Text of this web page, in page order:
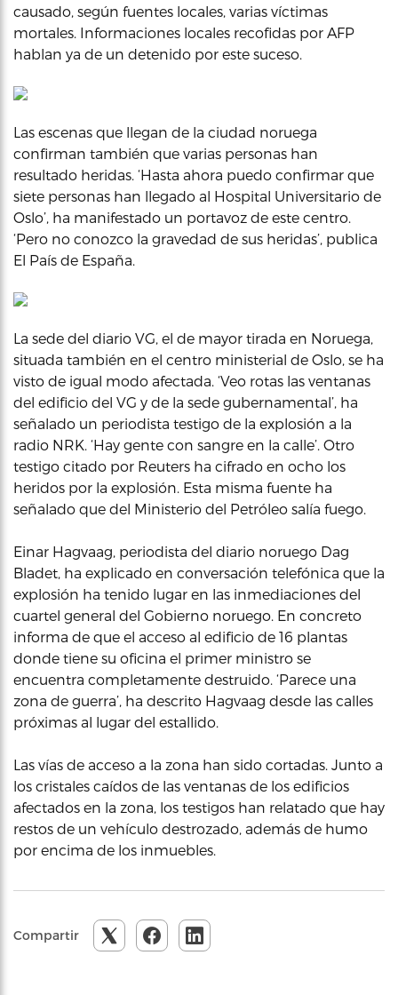
causado, según fuentes locales, varias víctimas
mortales. Informaciones locales recofidas por AFP
hablan ya de un detenido por este suceso.
Las escenas que llegan de la ciudad noruega
confirman también que varias personas han
resultado heridas. ‘Hasta ahora puedo confirmar que
siete personas han llegado al Hospital Universitario de
Oslo’, ha manifestado un portavoz de este centro.
‘Pero no conozco la gravedad de sus heridas’, publica
El País de España.
La sede del diario VG, el de mayor tirada en Noruega,
situada también en el centro ministerial de Oslo, se ha
visto de igual modo afectada. ‘Veo rotas las ventanas
del edificio del VG y de la sede gubernamental’, ha
señalado un periodista testigo de la explosión a la
radio NRK. ‘Hay gente con sangre en la calle’. Otro
testigo citado por Reuters ha cifrado en ocho los
heridos por la explosión. Esta misma fuente ha
señalado que del Ministerio del Petróleo salía fuego.
Einar Hagvaag, periodista del diario noruego Dag
Bladet, ha explicado en conversación telefónica que la
explosión ha tenido lugar en las inmediaciones del
cuartel general del Gobierno noruego. En concreto
informa de que el acceso al edificio de 16 plantas
donde tiene su oficina el primer ministro se
encuentra completamente destruido. ‘Parece una
zona de guerra’, ha descrito Hagvaag desde las calles
próximas al lugar del estallido.
Las vías de acceso a la zona han sido cortadas. Junto a
los cristales caídos de las ventanas de los edificios
afectados en la zona, los testigos han relatado que hay
restos de un vehículo destrozado, además de humo
por encima de los inmuebles.
Compartir